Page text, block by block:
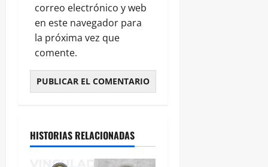
correo electrónico y web
en este navegador para
la próxima vez que
comente.
HISTORIAS RELACIONADAS